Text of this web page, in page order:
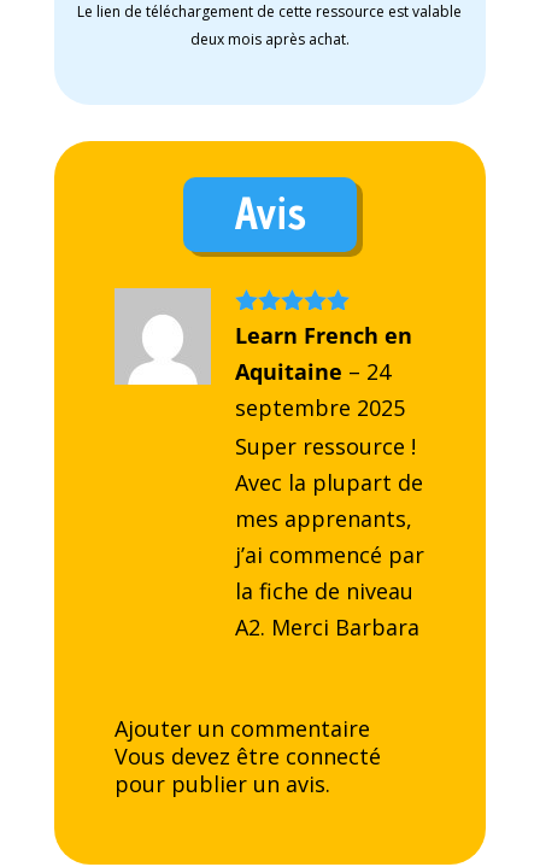
Le lien de téléchargement de cette ressource est valable
deux mois après achat.
Avis
Note5 sur
Learn French en
Aquitaine – 24
septembre 2025
Super ressource !
Avec la plupart de
mes apprenants,
j’ai commencé par
la fiche de niveau
A2. Merci Barbara
Ajouter un commentaire
Vous devez être connecté
pour publier un avis.